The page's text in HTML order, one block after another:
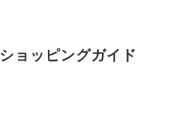
ショッピングガイド